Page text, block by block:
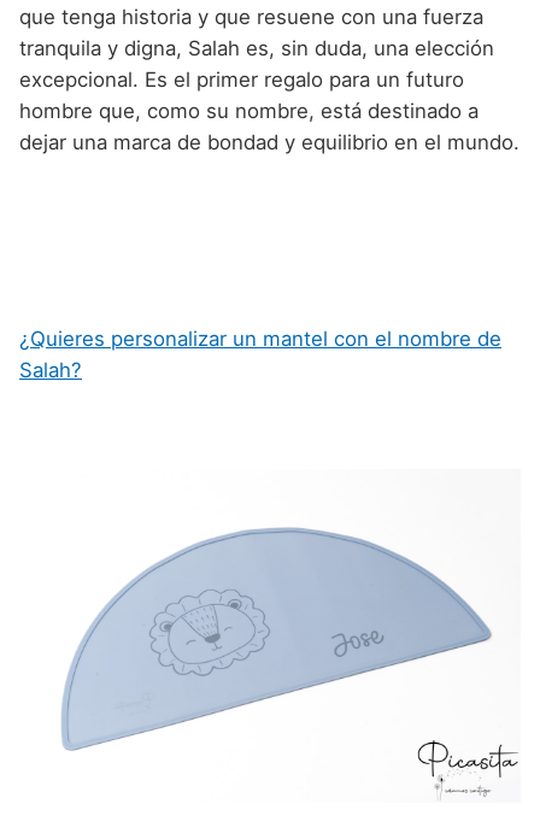
que tenga historia y que resuene con una fuerza
tranquila y digna, Salah es, sin duda, una elección
excepcional. Es el primer regalo para un futuro
hombre que, como su nombre, está destinado a
dejar una marca de bondad y equilibrio en el mundo.
¿Quieres personalizar un mantel con el nombre de
Salah?